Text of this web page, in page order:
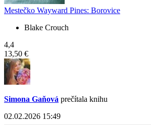
Mestečko Wayward Pines: Borovice
Blake Crouch
4,4
13,50 €
Simona Gaňová prečítala knihu
02.02.2026 15:49